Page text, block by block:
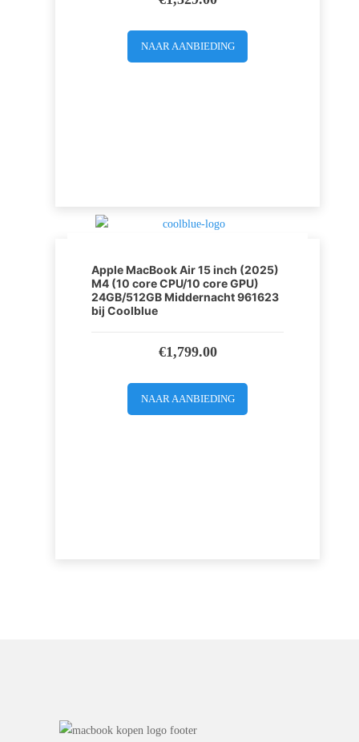
NAAR AANBIEDING
Apple MacBook Air 15 inch (2025)
M4 (10 core CPU/10 core GPU)
24GB/512GB Middernacht 961623
bij Coolblue
€1,799.00
NAAR AANBIEDING